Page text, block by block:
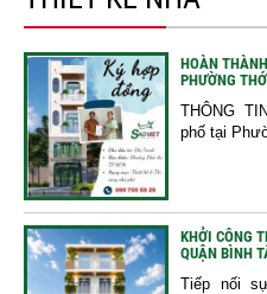
HOÀN
PHƯỜNG
THÔNG
phố tại
KHỞI CÔNG
QUẬN BÌNH
Tiếp nối